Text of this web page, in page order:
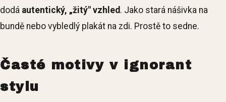
dodá autentický, „žitý" vzhled . Jako stará nášivka na
bundě nebo vybledlý plakát na zdi. Prostě to sedne.
Časté motivy v ignorant
stylu